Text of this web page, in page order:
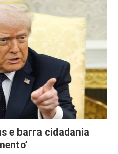
e barra cidadania